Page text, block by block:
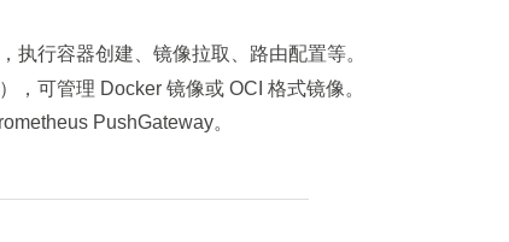
执行容器创建、镜像拉取、路由配置等。
，可管理 Docker 镜像或 OCI 格式镜像。
PushGateway。